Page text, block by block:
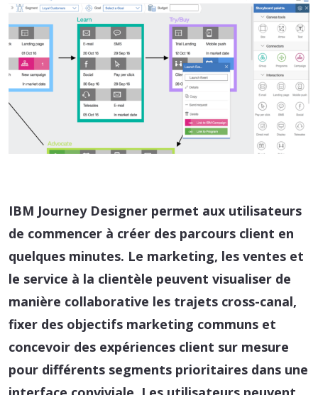
IBM Journey Designer permet aux utilisateurs
de commencer à créer des parcours client en
quelques minutes. Le marketing, les ventes et
le service à la clientèle peuvent visualiser de
manière collaborative les trajets cross-canal,
fixer des objectifs marketing communs et
concevoir des expériences client sur mesure
pour différents segments prioritaires dans une